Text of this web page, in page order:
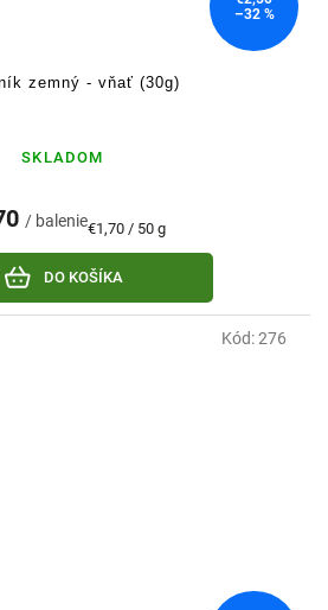
–32 %
zemný - vňať (30g)
SKLADOM
/ balenieJednotková
€1,70 / 50 g
DO KOŠÍKA
Kód:276